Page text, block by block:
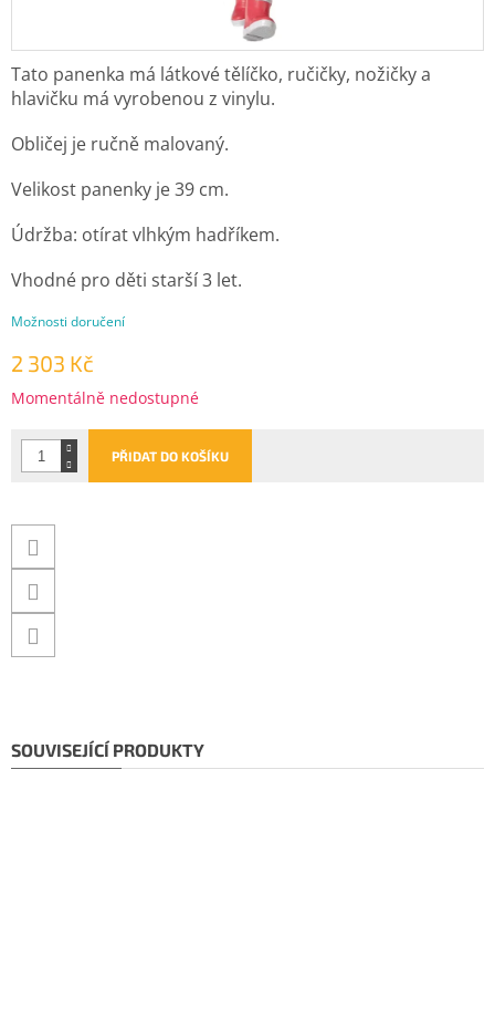
2 303 Kč
Měrná
Momentálně nedostupné
Možnosti doručení
PŘIDAT DO KOŠÍKU
Tato panenka má látkové tělíčko, ručičky, nožičky a
hlavičku má vyrobenou z vinylu.
Obličej je ručně malovaný.
Velikost panenky je 39 cm.
Údržba: otírat vlhkým hadříkem.
Vhodné pro děti starší 3 let.
SOUVISEJÍCÍ PRODUKTY